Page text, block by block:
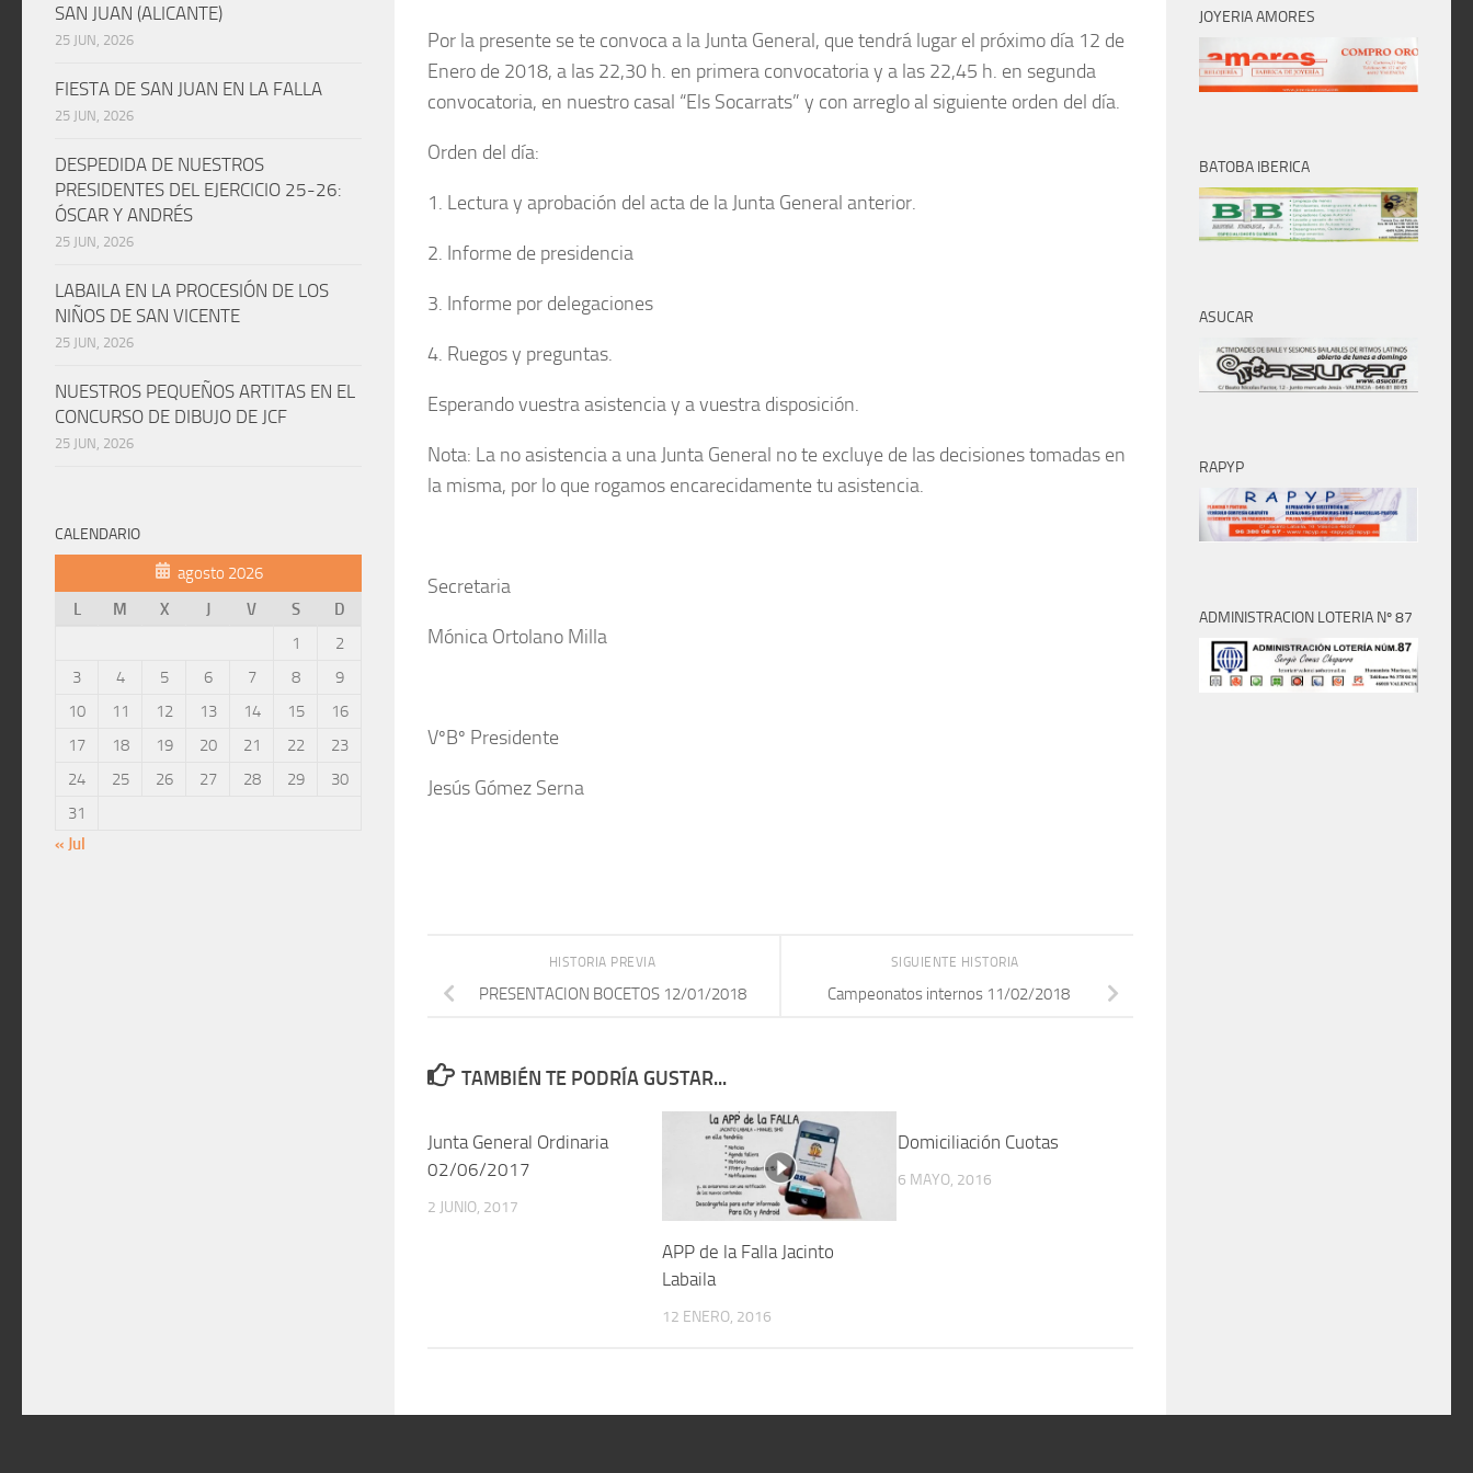
Por la presente se te convoca a la Junta General, que tendrá lugar el próximo día 12 de
Enero de 2018, a las 22,30 h. en primera convocatoria y a las 22,45 h. en segunda
convocatoria, en nuestro casal “Els Socarrats” y con arreglo al siguiente orden del día.
Orden del día:
1. Lectura y aprobación del acta de la Junta General anterior.
2. Informe de presidencia
3. Informe por delegaciones
4. Ruegos y preguntas.
Esperando vuestra asistencia y a vuestra disposición.
Nota: La no asistencia a una Junta General no te excluye de las decisiones tomadas en
la misma, por lo que rogamos encarecidamente tu asistencia.
Secretaria
Mónica Ortolano Milla
VºBº Presidente
Jesús Gómez Serna
SIGUIENTE HISTORIA
Campeonatos internos 11/02/2018
HISTORIA PREVIA
PRESENTACION BOCETOS 12/01/2018
TAMBIÉN TE PODRÍA GUSTAR...
Junta General Ordinaria
02/06/2017
2 JUNIO, 2017
APP de la Falla Jacinto
Labaila
12 ENERO, 2016
Domiciliación Cuotas
6 MAYO, 2016
SAN JUAN (ALICANTE)
25 JUN, 2026
FIESTA DE SAN JUAN EN LA FALLA
25 JUN, 2026
DESPEDIDA DE NUESTROS
PRESIDENTES DEL EJERCICIO 25-26:
ÓSCAR Y ANDRÉS
25 JUN, 2026
LABAILA EN LA PROCESIÓN DE LOS
NIÑOS DE SAN VICENTE
25 JUN, 2026
NUESTROS PEQUEÑOS ARTITAS EN EL
CONCURSO DE DIBUJO DE JCF
25 JUN, 2026
CALENDARIO
agosto 2026
L
M X J V S
D
1
2
3
4 5 6 7 8
9
10
11 12 13 14 15
16
17
18 19 20 21 22
23
24
25 26 27 28 29
30
31
« Jul
JOYERIA AMORES
BATOBA IBERICA
ASUCAR
RAPYP
ADMINISTRACION LOTERIA Nº 87